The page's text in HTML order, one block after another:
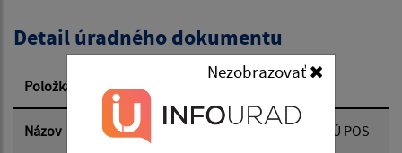
Nezobrazovať
Dátum zverejnenia od:
Dátum zverejnenia do:
Detail úradného dokumentu
Položka Informácia
Názov
Nariadenie prípravného konania JPÚ POS